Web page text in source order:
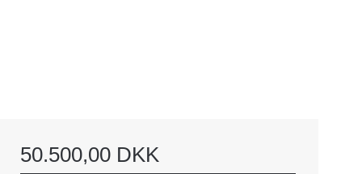
50.500,00 DKK